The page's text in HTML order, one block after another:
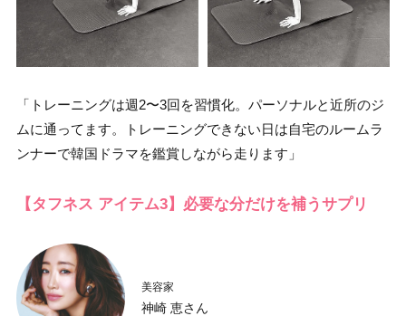
「トレーニングは週2〜3回を習慣化。パーソナルと近所のジ
ムに通ってます。トレーニングできない日は自宅のルームラ
ンナーで韓国ドラマを鑑賞しながら走ります」
【タフネス アイテム3】必要な分だけを補うサプリ
美容家
神崎 恵さん